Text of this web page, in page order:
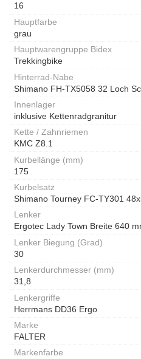
16
Hauptfarbe
grau
Hauptwarengruppe Bidex
Trekkingbike
Hinterrad-Nabe
Shimano FH-TX5058 32 Loch
Innenlager
inklusive Kettenradgranitur
Kette / Zahnriemen
KMC Z8.1
Kurbellänge (mm)
175
Kurbelsatz
Shimano Tourney FC-TY301
Lenker
Ergotec Lady Town Breite 640
Lenker Biegung (Grad)
30
Lenkerdurchmesser (mm)
31,8
Lenkergriffe
Herrmans DD36 Ergo
Marke
FALTER
Markenfarbe